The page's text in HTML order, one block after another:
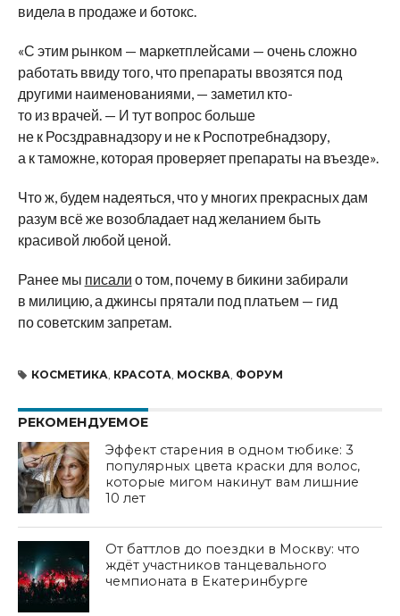
видела в продаже и ботокс.
«С этим рынком — маркетплейсами — очень сложно
работать ввиду того, что препараты ввозятся под
другими наименованиями, — заметил кто-
то из врачей. — И тут вопрос больше
не к Росздравнадзору и не к Роспотребнадзору,
а к таможне, которая проверяет препараты на въезде».
Что ж, будем надеяться, что у многих прекрасных дам
разум всё же возобладает над желанием быть
красивой любой ценой.
Ранее мы писали о том, почему в бикини забирали
в милицию, а джинсы прятали под платьем — гид
по советским запретам.
КОСМЕТИКА, КРАСОТА, МОСКВА, ФОРУМ
РЕКОМЕНДУЕМОЕ
Эффект старения в одном тюбике: 3
популярных цвета краски для волос,
которые мигом накинут вам лишние
10 лет
От баттлов до поездки в Москву: что
ждёт участников танцевального
чемпионата в Екатеринбурге